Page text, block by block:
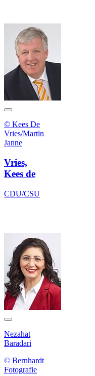
© Kees De
Vries/Martin
Janne
Vries,
Kees de
CDU/CSU
Nezahat
Baradari
© Bernhardt
Fotografie